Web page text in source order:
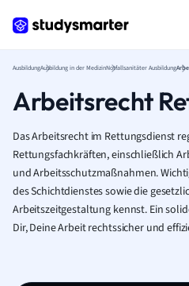
AusbildungAusbildung in der MedizinNotfallsanitäter Ausbildung
Arbeitsrecht
Das Arbeitsrecht im Rettungsdienst
Rettungsfachkräften, einschließlich
und Arbeitsschutzmaßnahmen.
des Schichtdienstes sowie die
Arbeitszeitgestaltung kennst. Ein
Dir, Deine Arbeit rechtssicher und